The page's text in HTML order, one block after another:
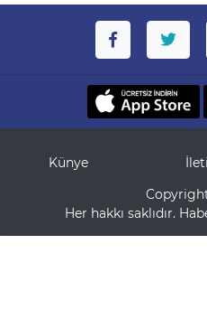
Künye
Her hakkı saklıdır.